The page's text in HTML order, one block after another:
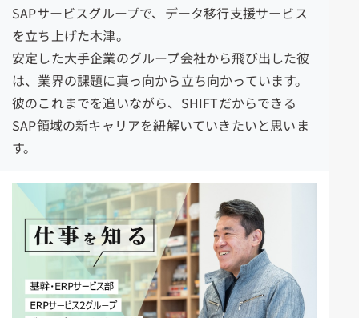
SAPサービスグループで、データ移行支援サービス
を立ち上げた木津。
安定した大手企業のグループ会社から飛び出した彼
は、業界の課題に真っ向から立ち向かっています。
彼のこれまでを追いながら、SHIFTだからできる
SAP領域の新キャリアを紐解いていきたいと思いま
す。